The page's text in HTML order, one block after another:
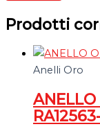
Prodotti
Anelli Oro
ANELLO